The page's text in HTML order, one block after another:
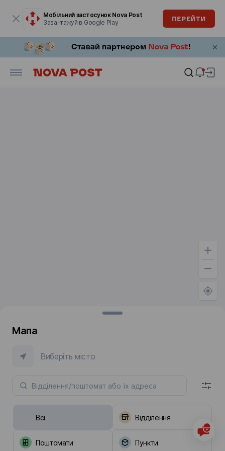
Мобільний застосунок Nova Post
Завантажуй в Google Play
ПЕРЕЙТИ
Мапа
Виберіть місто
Всі Відділення
Поштомати Пункти